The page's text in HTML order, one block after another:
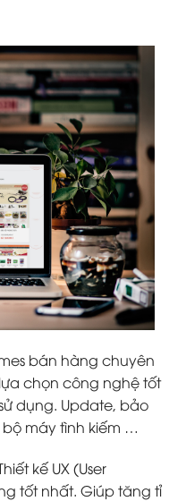
bán hàng chuyên
chọn công nghệ tốt
dụng. Update, bảo
máy tình kiếm …
kế UX (User
tốt nhất. Giúp tăng tỉ